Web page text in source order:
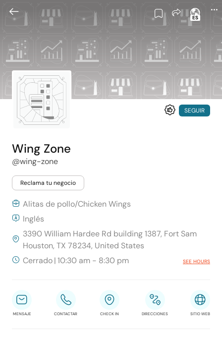
ES
SEGUIR
Wing Zone
@wing-zone
Reclama tu negocio
Alitas de pollo/Chicken Wings
Inglés
3390 William Hardee Rd building 1387, Fort Sam
Houston, TX 78234, United States
Cerrado|10:30 am - 8:30 pm SEE HOURS
MENSAJE CONTACTAR CHECK IN DIRECCIONES SITIO WEB